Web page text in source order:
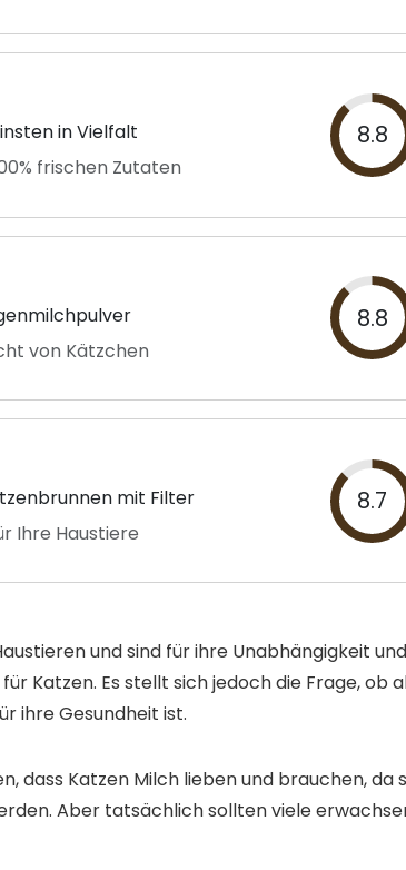
in Vielfalt
frischen Zutaten
8.8
von Kätzchen
8.8
mit Filter
Ihre Haustiere
8.7
und sind für ihre Unabhängigkeit
Katzen. Es stellt sich jedoch die Frage, ob
ihre Gesundheit ist.
dass Katzen Milch lieben und brauchen, da
Aber tatsächlich sollten viele